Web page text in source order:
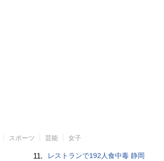
スポーツ 芸能 女子
11. レストランで192人食中毒 静岡